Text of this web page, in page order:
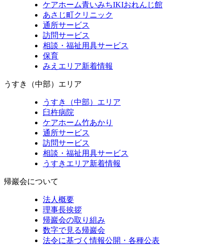
ケアホーム青いみちIKIおれんじ館
あさじ町クリニック
通所サービス
訪問サービス
相談・福祉用具サービス
保育
みえエリア新着情報
うすき（中部）エリア
うすき（中部）エリア
臼杵病院
ケアホーム竹あかり
通所サービス
訪問サービス
相談・福祉用具サービス
うすきエリア新着情報
帰巖会について
法人概要
理事長挨拶
帰巖会の取り組み
数字で見る帰巖会
法令に基づく情報公開・各種公表